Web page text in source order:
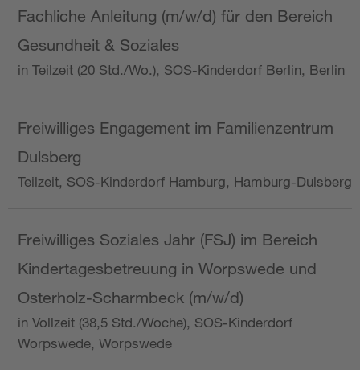
Fachliche Anleitung (m/w/d) für den Bereich
Gesundheit & Soziales
in Teilzeit (20 Std./Wo.), SOS-Kinderdorf Berlin, Berlin
Freiwilliges Engagement im Familienzentrum
Dulsberg
Teilzeit, SOS-Kinderdorf Hamburg, Hamburg-Dulsberg
Freiwilliges Soziales Jahr (FSJ) im Bereich
Kindertagesbetreuung in Worpswede und
Osterholz-Scharmbeck (m/w/d)
in Vollzeit (38,5 Std./Woche), SOS-Kinderdorf
Worpswede, Worpswede